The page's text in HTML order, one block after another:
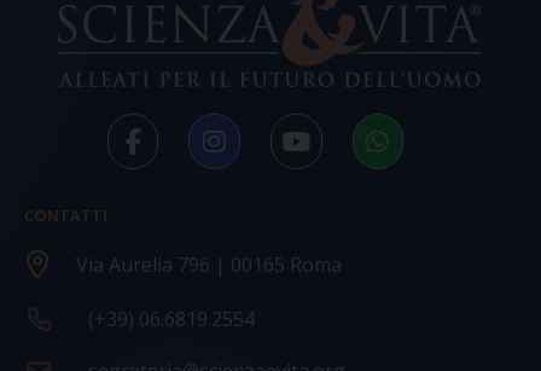
CONTATTI
Via Aurelia 796 | 00165 Roma
(+39) 06.6819.2554